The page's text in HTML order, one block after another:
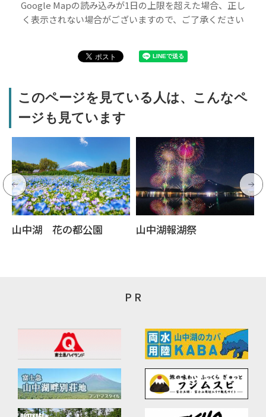
Google Mapの読み込みが1日の上限を超えた場合、正し
く表示されない場合がございますので、ご了承ください
このページを見ている人は、こんなペ
ージも見ています
山中湖 花の都公園 山中湖報湖祭
P R